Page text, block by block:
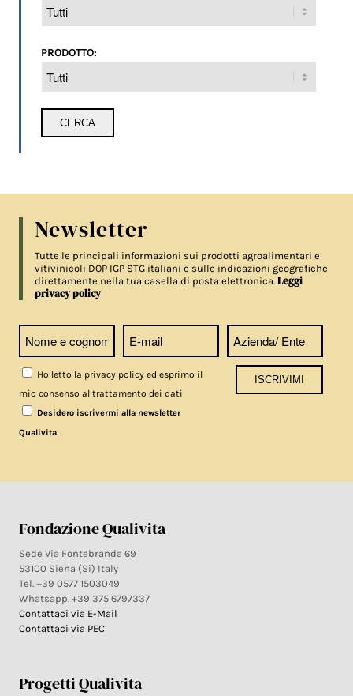
PRODOTTO:
Newsletter
Tutte le principali informazioni sui prodotti agroalimentari e
vitivinicoli DOP IGP STG italiani e sulle indicazioni geografiche
direttamente nella tua casella di posta elettronica.Leggi
privacy policy
Ho letto la privacy policy ed esprimo il
mio consenso al trattamento dei dati
Desidero iscrivermi alla newsletter
Qualivita.
Fondazione Qualivita
Sede Via Fontebranda 69
53100 Siena (Si) Italy
Tel. +39 0577 1503049
Whatsapp. +39 375 6797337
Contattaci via E-Mail
Contattaci via PEC
Progetti Qualivita